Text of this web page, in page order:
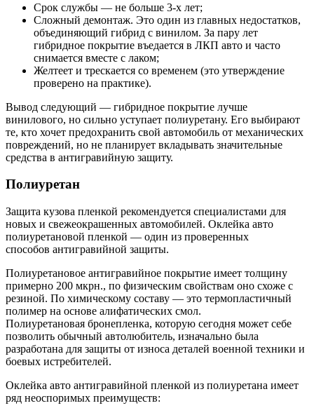
Срок службы — не больше 3-х лет;
Сложный демонтаж. Это один из главных недостатков,
объединяющий гибрид с винилом. За пару лет
гибридное покрытие въедается в ЛКП авто и часто
снимается вместе с лаком;
Желтеет и трескается со временем (это утверждение
проверено на практике).
Вывод следующий — гибридное покрытие лучше
винилового, но сильно уступает полиуретану. Его выбирают
те, кто хочет предохранить свой автомобиль от механических
повреждений, но не планирует вкладывать значительные
средства в антигравийную защиту.
Полиуретан
Защита кузова пленкой рекомендуется специалистами для
новых и свежеокрашенных автомобилей. Оклейка авто
полиуретановой пленкой — один из проверенных
способов антигравийной защиты.
Полиуретановое антигравийное покрытие имеет толщину
примерно 200 мкрн., по физическим свойствам оно схоже с
резиной. По химическому составу — это термопластичный
полимер на основе алифатических смол.
Полиуретановая бронепленка, которую сегодня может себе
позволить обычный автолюбитель, изначально была
разработана для защиты от износа деталей военной техники и
боевых истребителей.
Оклейка авто антигравийной пленкой из полиуретана имеет
ряд неоспоримых преимуществ: